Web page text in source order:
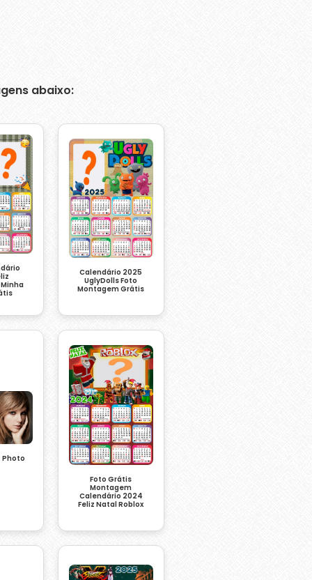
abaixo:
Calendário 2025
UglyDolls Foto
Montagem Grátis
Photo
Foto Grátis
Montagem
Calendário 2024
Feliz Natal Roblox